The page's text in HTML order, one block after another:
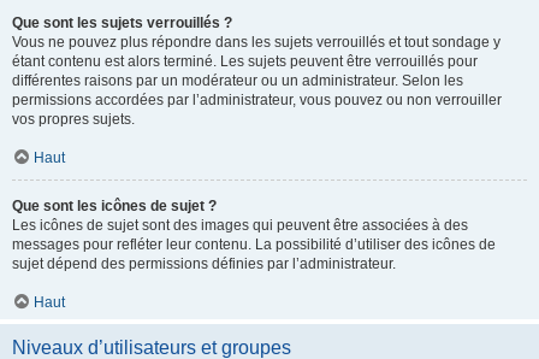
Que sont les sujets verrouillés ?
Vous ne pouvez plus répondre dans les sujets verrouillés et tout sondage y
étant contenu est alors terminé. Les sujets peuvent être verrouillés pour
différentes raisons par un modérateur ou un administrateur. Selon les
permissions accordées par l’administrateur, vous pouvez ou non verrouiller
vos propres sujets.
Haut
Que sont les icônes de sujet ?
Les icônes de sujet sont des images qui peuvent être associées à des
messages pour refléter leur contenu. La possibilité d’utiliser des icônes de
sujet dépend des permissions définies par l’administrateur.
Haut
Niveaux d’utilisateurs et groupes